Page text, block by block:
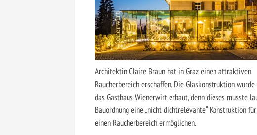
Architektin Claire Braun hat in Graz einen attraktiven
Raucherbereich erschaffen. Die Glaskonstruktion
das Gasthaus Wienerwirt erbaut, denn dieses musste
Bauordnung eine „nicht dichtrelevante“ Konstruktion für
einen Raucherbereich ermöglichen.